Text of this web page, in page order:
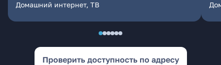
Домашний интернет, ТВ
Проверить доступность по адресу